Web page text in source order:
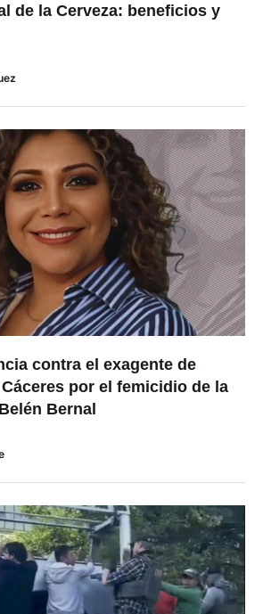
de la Cerveza: beneficios y
contra el exagente de
por el femicidio de la
Bernal